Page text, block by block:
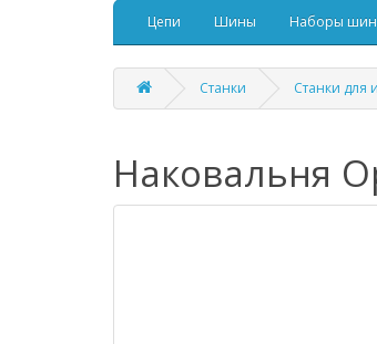
Цепи Шины Наборы
Станки Станки для
Наковальня